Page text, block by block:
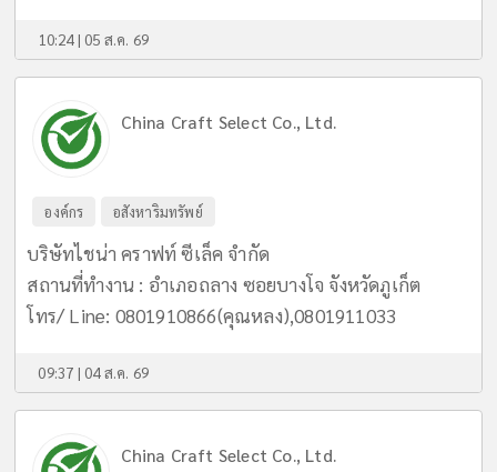
10:24 | 05 ส.ค. 69
China Craft Select Co., Ltd.
องค์กร อสังหาริมทรัพย์
บริษัทไชน่า คราฟท์ ซีเล็ค จำกัด
สถานที่ทำงาน : อำเภอถลาง ซอยบางโจ จังหวัดภูเก็ต
โทร/ Line: 0801910866(คุณหลง),0801911033
09:37 | 04 ส.ค. 69
China Craft Select Co., Ltd.